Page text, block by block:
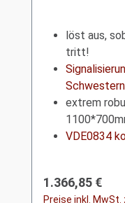
löst aus,
tritt!
extrem
VDE0834
Regulärer Preis:
1.366,85 €
Preise inkl.